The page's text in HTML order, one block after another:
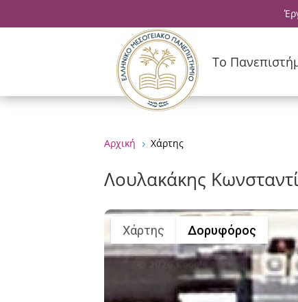
Το
Αρχική 5 Χάρτης
Λουλακάκης
Χάρτης Δορυφόρος